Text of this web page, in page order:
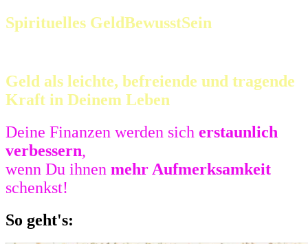
Spirituelles GeldBewusstSein
Geld als leichte, befreiende und tragende
Kraft in Deinem Leben
Deine Finanzen werden sich erstaunlich
verbessern,
wenn Du ihnen mehr Aufmerksamkeit
schenkst!
So geht's: